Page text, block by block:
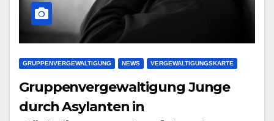
GRUPPENVERGEWALTIGUNG NEWS VERGEWALTIGUNGSKARTE
Gruppenvergewaltigung Junge
durch Asylanten in